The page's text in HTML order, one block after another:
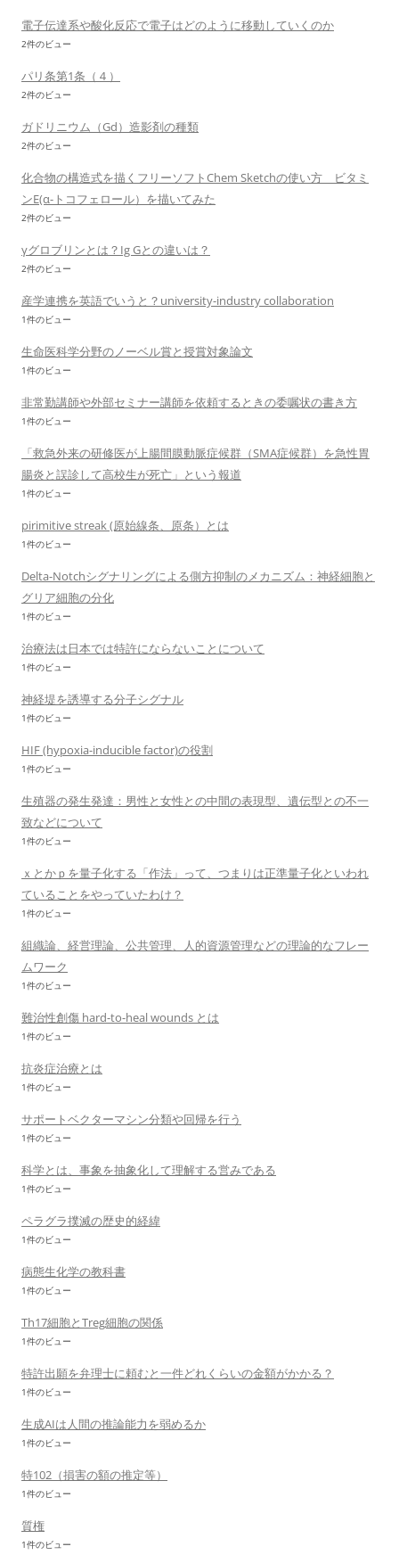
電子伝達系や酸化反応で電子はどのように移動していくのか
2件のビュー
パリ条第1条（４）
2件のビュー
ガドリニウム（Gd）造影剤の種類
2件のビュー
化合物の構造式を描くフリーソフトChem Sketchの使い方 ビタミ
ンE(α-トコフェロール）を描いてみた
2件のビュー
γグロブリンとは？Ig Gとの違いは？
2件のビュー
産学連携を英語でいうと？university-industry collaboration
1件のビュー
生命医科学分野のノーベル賞と授賞対象論文
1件のビュー
非常勤講師や外部セミナー講師を依頼するときの委嘱状の書き方
1件のビュー
「救急外来の研修医が上腸間膜動脈症候群（SMA症候群）を急性胃
腸炎と誤診して高校生が死亡」という報道
1件のビュー
pirimitive streak (原始線条、原条）とは
1件のビュー
Delta-Notchシグナリングによる側方抑制のメカニズム：神経細胞と
グリア細胞の分化
1件のビュー
治療法は日本では特許にならないことについて
1件のビュー
神経堤を誘導する分子シグナル
1件のビュー
HIF (hypoxia-inducible factor)の役割
1件のビュー
生殖器の発生発達：男性と女性との中間の表現型、遺伝型との不一
致などについて
1件のビュー
ｘとかｐを量子化する「作法」って、つまりは正準量子化といわれ
ていることをやっていたわけ？
1件のビュー
組織論、経営理論、公共管理、人的資源管理などの理論的なフレー
ムワーク
1件のビュー
難治性創傷 hard-to-heal wounds とは
1件のビュー
抗炎症治療とは
1件のビュー
サポートベクターマシン分類や回帰を行う
1件のビュー
科学とは、事象を抽象化して理解する営みである
1件のビュー
ペラグラ撲滅の歴史的経緯
1件のビュー
病態生化学の教科書
1件のビュー
Th17細胞とTreg細胞の関係
1件のビュー
特許出願を弁理士に頼むと一件どれくらいの金額がかかる？
1件のビュー
生成AIは人間の推論能力を弱めるか
1件のビュー
特102（損害の額の推定等）
1件のビュー
質権
1件のビュー